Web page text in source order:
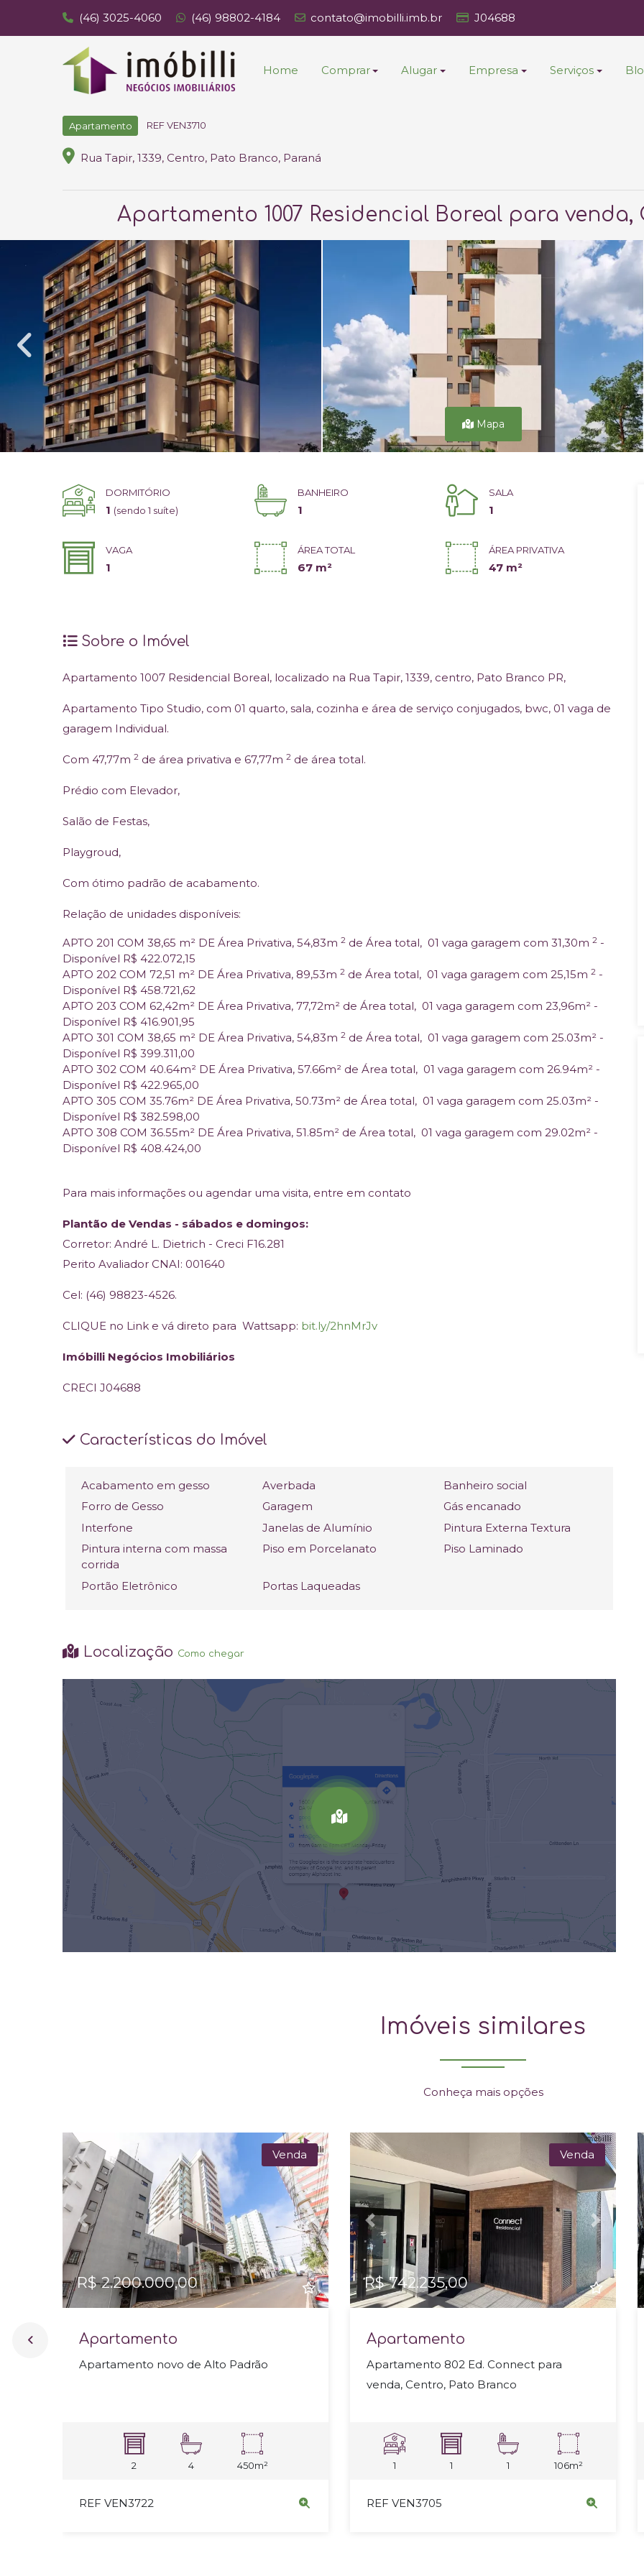
(46) 3025-4060 (46) 98802-4184 contato@imobilli.imb.br J04688
Home Comprar Alugar Empresa Serviços
Apartamento REF VEN3710
Rua Tapir, 1339, Centro, Pato Branco, Paraná
Apartamento 1007 Residencial Boreal para venda,
Mapa
DORMITÓRIO
1 (sendo 1 suíte)
BANHEIRO
1
SALA
1
VAGA
1
ÁREA TOTAL
67 m²
ÁREA PRIVATIVA
47 m²
Sobre o Imóvel
Apartamento 1007 Residencial Boreal, localizado na Rua Tapir, 1339, centro, Pato Branco PR,
Apartamento Tipo Studio, com 01 quarto, sala, cozinha e área de serviço conjugados, bwc, 01 vaga de
garagem Individual.
Com 47,77m 2 de área privativa e 67,77m 2 de área total.
Prédio com Elevador,
Salão de Festas,
Playgroud,
Com ótimo padrão de acabamento.
Relação de unidades disponíveis:
APTO 201 COM 38,65 m² DE Área Privativa, 54,83m 2 de Área total, 01 vaga garagem com 31,30m 2 -
Disponível R$ 422.072,15
APTO 202 COM 72,51 m² DE Área Privativa, 89,53m 2 de Área total, 01 vaga garagem com 25,15m 2 -
Disponível R$ 458.721,62
APTO 203 COM 62,42m² DE Área Privativa, 77,72m² de Área total, 01 vaga garagem com 23,96m² -
Disponível R$ 416.901,95
APTO 301 COM 38,65 m² DE Área Privativa, 54,83m 2 de Área total, 01 vaga garagem com 25.03m² -
Disponível R$ 399.311,00
APTO 302 COM 40.64m² DE Área Privativa, 57.66m² de Área total, 01 vaga garagem com 26.94m² -
Disponível R$ 422.965,00
APTO 305 COM 35.76m² DE Área Privativa, 50.73m² de Área total, 01 vaga garagem com 25.03m² -
Disponível R$ 382.598,00
APTO 308 COM 36.55m² DE Área Privativa, 51.85m² de Área total, 01 vaga garagem com 29.02m² -
Disponível R$ 408.424,00
Para mais informações ou agendar uma visita, entre em contato
Plantão de Vendas - sábados e domingos:
Corretor: André L. Dietrich - Creci F16.281
Perito Avaliador CNAI: 001640
Cel: (46) 98823-4526.
CLIQUE no Link e vá direto para Wattsapp: bit.ly/2hnMrJv
Imóbilli Negócios Imobiliários
CRECI J04688
Características do Imóvel
Acabamento em gesso Averbada
Banheiro social
Forro de Gesso
Garagem
Gás encanado
Interfone
Janelas de Alumínio
Pintura Externa Textura
Pintura interna com massa
corrida
Piso em Porcelanato Piso Laminado
Portão Eletrônico Portas Laqueadas
Localização Como chegar
Imóveis similares
Conheça mais opções
Previous Next
Venda
R$ 2.200.000,00
Apartamento
Apartamento novo de Alto Padrão
2 4 450m²
REF VEN3722
Previous Next
Venda
R$ 742.235,00
Apartamento
Apartamento 802 Ed. Connect para
venda, Centro, Pato Branco
1 1 1 106m²
REF VEN3705